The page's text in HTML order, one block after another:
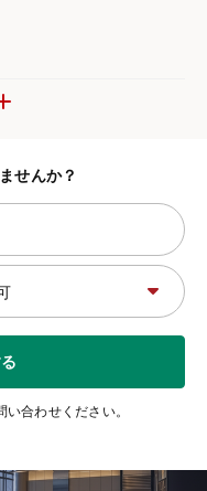
せんか？
合わせください。